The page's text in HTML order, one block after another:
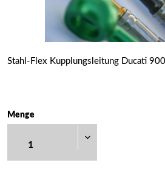
Stahl-Flex Kupplungsleitung Ducati
Menge